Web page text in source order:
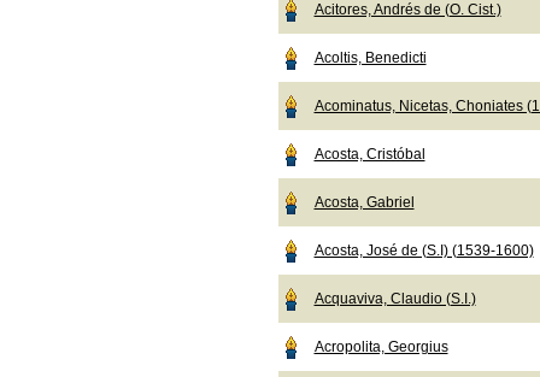
Acitores, Andrés de (O. Cist.)
Acoltis, Benedicti
Acominatus, Nicetas, Choniates
Acosta, Cristóbal
Acosta, Gabriel
Acosta, José de (S.I) (1539-1600)
Acquaviva, Claudio (S.I.)
Acropolita, Georgius